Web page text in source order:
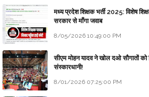
मध्य प्रदेश शिक्षक भर्ती 2025: विशेष
सरकार से माँगा जवाब
8/05/2026 10:49:00 PM
सीएम मोहन यादव ने खोल दओ सौगातों को
संस्कारधानी!
8/01/2026 07:25:00 PM